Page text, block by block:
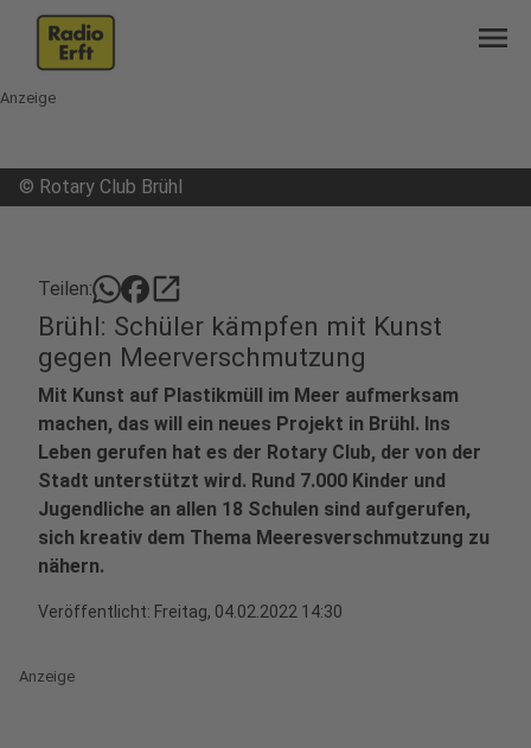
menu
Anzeige
© Rotary Club Brühl
Teilen: open_in_new
Brühl: Schüler kämpfen mit Kunst
gegen Meerverschmutzung
Mit Kunst auf Plastikmüll im Meer aufmerksam
machen, das will ein neues Projekt in Brühl. Ins
Leben gerufen hat es der Rotary Club, der von der
Stadt unterstützt wird. Rund 7.000 Kinder und
Jugendliche an allen 18 Schulen sind aufgerufen,
sich kreativ dem Thema Meeresverschmutzung zu
nähern.
Veröffentlicht: Freitag, 04.02.2022 14:30
Anzeige